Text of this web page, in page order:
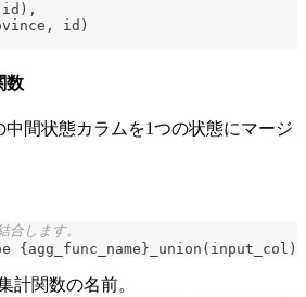
id ) ,
, id )
数
中間状態カラムを1つの状態にマージ
します。
{agg_func_name}_union ( input_col )
計関数の名前。